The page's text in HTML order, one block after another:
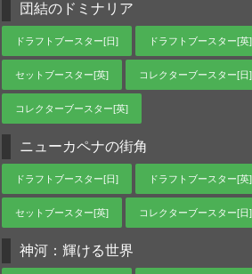
団結のドミナリア
ドラフトブースター[日] ドラフトブースター[英]
セットブースター[英] コレクターブースター[日]
コレクターブースター[英]
ニューカペナの街角
ドラフトブースター[日] ドラフトブースター[英]
セットブースター[英] コレクターブースター[日]
神河：輝ける世界